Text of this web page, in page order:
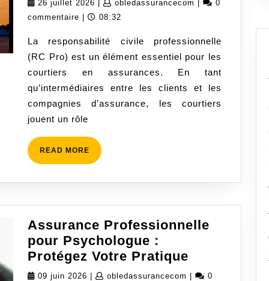
Protégez
Votre
Activité
de
Courtier
26 juillet 2026 26
juillet
obledassurancecom
0
commentaire
08:32
La responsabilité civile professionnelle
(RC Pro) est un élément essentiel pour les
courtiers en assurances. En tant
qu’intermédiaires entre les clients et les
compagnies d’assurance, les courtiers
jouent un rôle
READ MORE READ
MORE
Assurance Professionnelle
pour Psychologue :
Protégez Votre Pratique
09 juin 2026 09
obledassurancecom obledassurancecom
0